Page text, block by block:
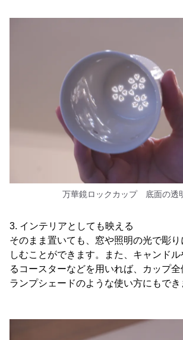
万華鏡ロックカップ 底面の透
3. インテリアとしても映える
そのまま置いても、窓や照明の光で彫
しむことができます。また、キャンド
るコースターなどを用いれば、カップ全
ランプシェードのような使い方にもでき